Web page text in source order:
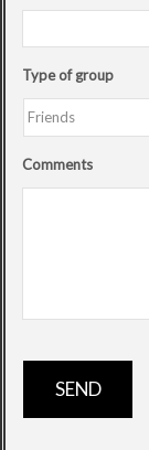
Type of group
Comments